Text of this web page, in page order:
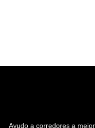
Ayudo a corredores a